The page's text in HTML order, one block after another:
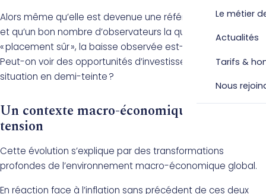
Le métier
Actualités
Tarifs &
Nous
Alors même qu’elle est devenue une référence du marché,
et qu’un bon nombre d’observateurs la qualifiaient de
« placement sûr », la baisse observée est-elle inquiétante ?
Peut-on voir des opportunités d’investissement dans cette
situation en demi-teinte ?
Un contexte macro-économique sous
tension
Cette évolution s’explique par des transformations
profondes de l’environnement macro-économique global.
En réaction face à l’inflation sans précédent de ces deux